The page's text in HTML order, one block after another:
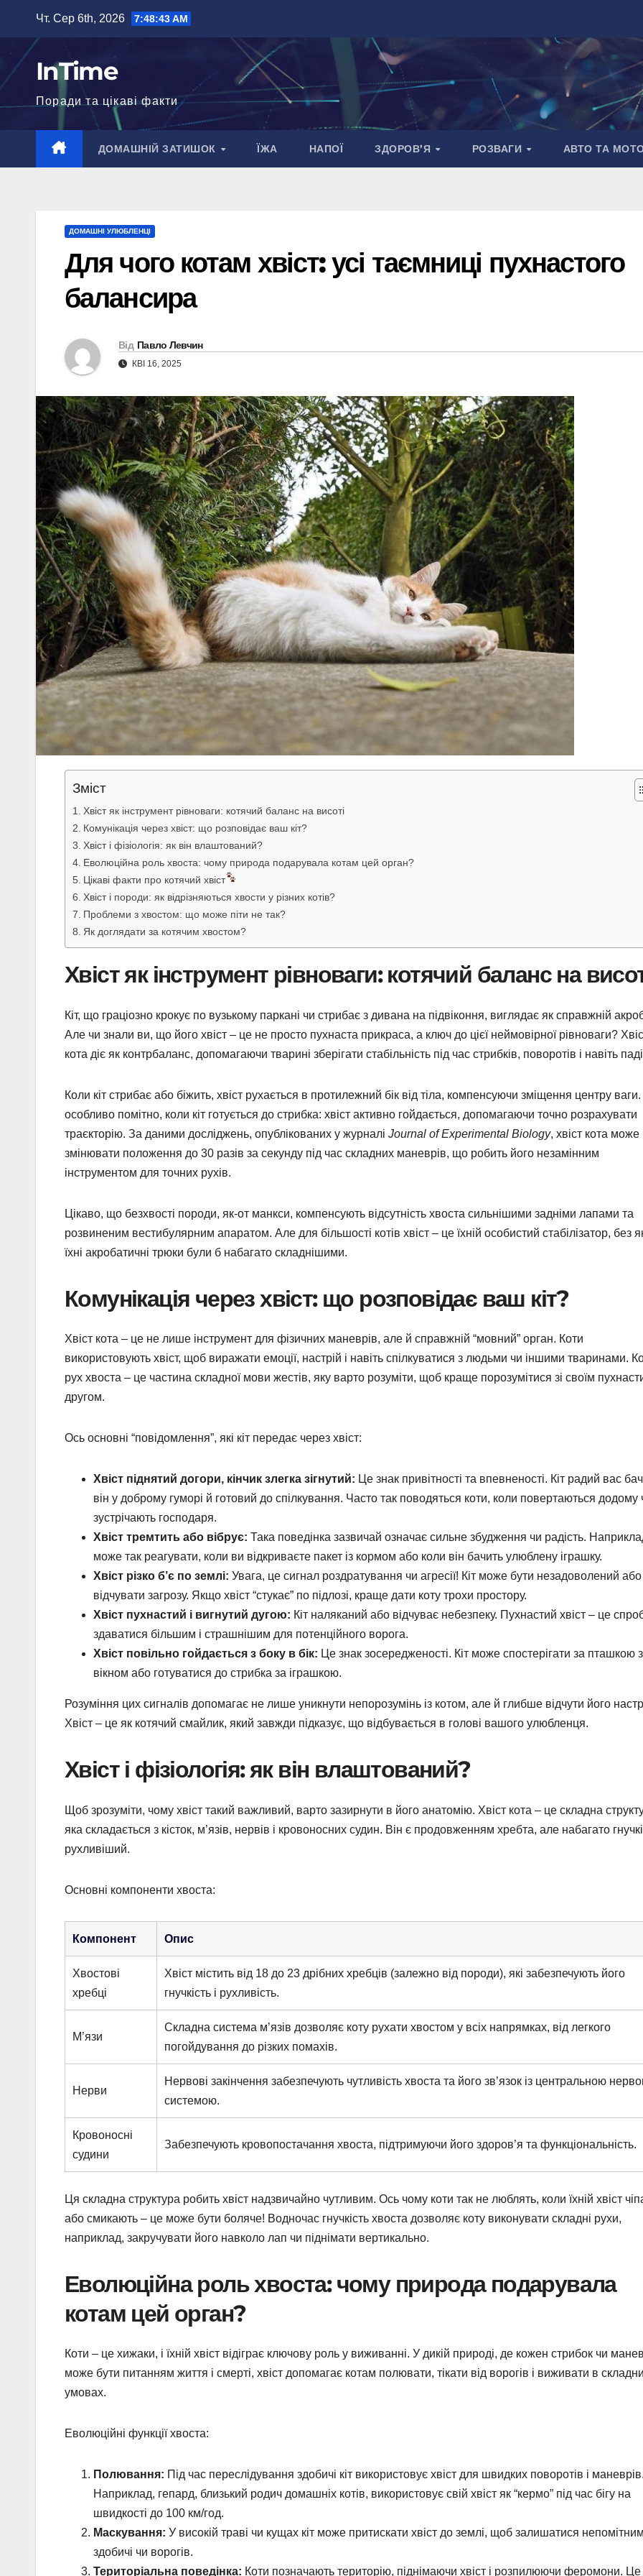
вмісту
Чт. Сер 6th, 2026 7:48:44 AM
InTime
Поради та цікаві факти
ДОМАШНІЙ ЗАТИШОК ЇЖА НАПОЇ ЗДОРОВ’Я РОЗВАГИ АВТО ТА
ДОМАШНІ УЛЮБЛЕНЦІ
Для чого котам хвіст: усі таємниці пухнастого
балансира
Від Павло Левчин
КВІ 16, 2025
Зміст
Хвіст як інструмент рівноваги: котячий баланс на висоті
Комунікація через хвіст: що розповідає ваш кіт?
Хвіст і фізіологія: як він влаштований?
Еволюційна роль хвоста: чому природа подарувала котам цей орган?
Цікаві факти про котячий хвіст
Хвіст і породи: як відрізняються хвости у різних котів?
Проблеми з хвостом: що може піти не так?
Як доглядати за котячим хвостом?
Хвіст як інструмент рівноваги: котячий баланс на
Кіт, що граціозно крокує по вузькому паркані чи стрибає з дивана на підвіконня, виглядає як справжній
Але чи знали ви, що його хвіст – це не просто пухнаста прикраса, а ключ до цієї неймовірної рівноваги?
кота діє як контрбаланс, допомагаючи тварині зберігати стабільність під час стрибків, поворотів і навіть
Коли кіт стрибає або біжить, хвіст рухається в протилежний бік від тіла, компенсуючи зміщення центру
особливо помітно, коли кіт готується до стрибка: хвіст активно гойдається, допомагаючи точно розрахувати
траєкторію. За даними досліджень, опублікованих у журналі Journal of Experimental Biology, хвіст кота може
змінювати положення до 30 разів за секунду під час складних маневрів, що робить його незамінним
інструментом для точних рухів.
Цікаво, що безхвості породи, як-от манкси, компенсують відсутність хвоста сильнішими задніми лапами та
розвиненим вестибулярним апаратом. Але для більшості котів хвіст – це їхній особистий стабілізатор, без
їхні акробатичні трюки були б набагато складнішими.
Комунікація через хвіст: що розповідає ваш кіт?
Хвіст кота – це не лише інструмент для фізичних маневрів, але й справжній “мовний” орган. Коти
використовують хвіст, щоб виражати емоції, настрій і навіть спілкуватися з людьми чи іншими тваринами.
рух хвоста – це частина складної мови жестів, яку варто розуміти, щоб краще порозумітися зі своїм
другом.
Ось основні “повідомлення”, які кіт передає через хвіст:
Хвіст піднятий догори, кінчик злегка зігнутий: Це знак привітності та впевненості. Кіт радий вас
він у доброму гуморі й готовий до спілкування. Часто так поводяться коти, коли повертаються додому
зустрічають господаря.
Хвіст тремтить або вібрує: Така поведінка зазвичай означає сильне збудження чи радість.
може так реагувати, коли ви відкриваєте пакет із кормом або коли він бачить улюблену іграшку.
Хвіст різко б’є по землі: Увага, це сигнал роздратування чи агресії! Кіт може бути незадоволений або
відчувати загрозу. Якщо хвіст “стукає” по підлозі, краще дати коту трохи простору.
Хвіст пухнастий і вигнутий дугою: Кіт наляканий або відчуває небезпеку. Пухнастий хвіст – це
здаватися більшим і страшнішим для потенційного ворога.
Хвіст повільно гойдається з боку в бік: Це знак зосередженості. Кіт може спостерігати за пташкою
вікном або готуватися до стрибка за іграшкою.
Розуміння цих сигналів допомагає не лише уникнути непорозумінь із котом, але й глибше відчути його
Хвіст – це як котячий смайлик, який завжди підказує, що відбувається в голові вашого улюбленця.
Хвіст і фізіологія: як він влаштований?
Щоб зрозуміти, чому хвіст такий важливий, варто зазирнути в його анатомію. Хвіст кота – це складна
яка складається з кісток, м’язів, нервів і кровоносних судин. Він є продовженням хребта, але набагато
рухливіший.
Основні компоненти хвоста:
Компонент Опис
Хвостові
хребці
Хвіст містить від 18 до 23 дрібних хребців (залежно від породи), які забезпечують його
гнучкість і рухливість.
М’язи
Складна система м’язів дозволяє коту рухати хвостом у всіх напрямках, від легкого
погойдування до різких помахів.
Нерви
Нервові закінчення забезпечують чутливість хвоста та його зв’язок із центральною
системою.
Кровоносні
судини
Забезпечують кровопостачання хвоста, підтримуючи його здоров’я та функціональність.
Ця складна структура робить хвіст надзвичайно чутливим. Ось чому коти так не люблять, коли їхній хвіст
або смикають – це може бути боляче! Водночас гнучкість хвоста дозволяє коту виконувати складні рухи,
наприклад, закручувати його навколо лап чи піднімати вертикально.
Еволюційна роль хвоста: чому природа подарувала
котам цей орган?
Коти – це хижаки, і їхній хвіст відіграє ключову роль у виживанні. У дикій природі, де кожен стрибок чи
може бути питанням життя і смерті, хвіст допомагає котам полювати, тікати від ворогів і виживати в
умовах.
Еволюційні функції хвоста:
Полювання: Під час переслідування здобичі кіт використовує хвіст для швидких поворотів і маневрів.
Наприклад, гепард, близький родич домашніх котів, використовує свій хвіст як “кермо” під час бігу на
швидкості до 100 км/год.
Маскування: У високій траві чи кущах кіт може притискати хвіст до землі, щоб залишатися
здобичі чи ворогів.
Територіальна поведінка: Коти позначають територію, піднімаючи хвіст і розпилюючи феромони. Це